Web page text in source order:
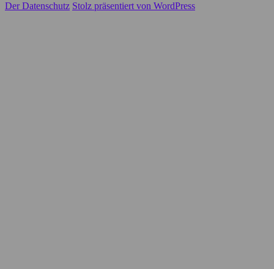
Der Datenschutz Stolz präsentiert von WordPress